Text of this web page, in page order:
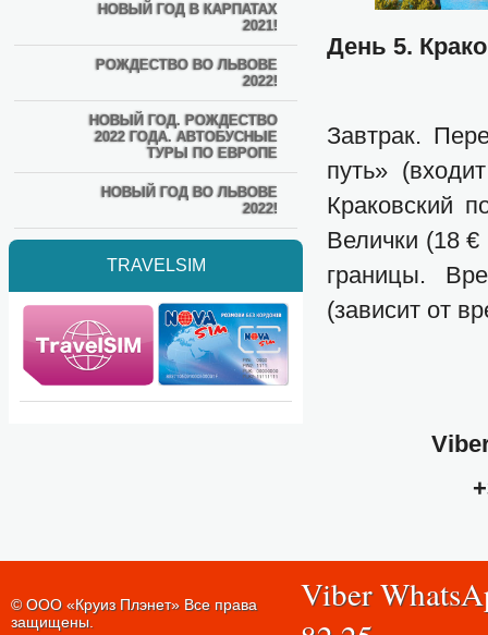
НОВЫЙ ГОД В КАРПАТАХ
2021!
РОЖДЕСТВО ВО ЛЬВОВЕ
2022!
НОВЫЙ ГОД. РОЖДЕСТВО
2022 ГОДА. АВТОБУСНЫЕ
ТУРЫ ПО ЕВРОПЕ
НОВЫЙ ГОД ВО ЛЬВОВЕ
2022!
TRAVELSIM
День 5.
Завтрак.
путь»
Краковский
Велички (18
границы.
(зависит от
© ООО «Круиз Плэнет» Все права
защищены.
Viber